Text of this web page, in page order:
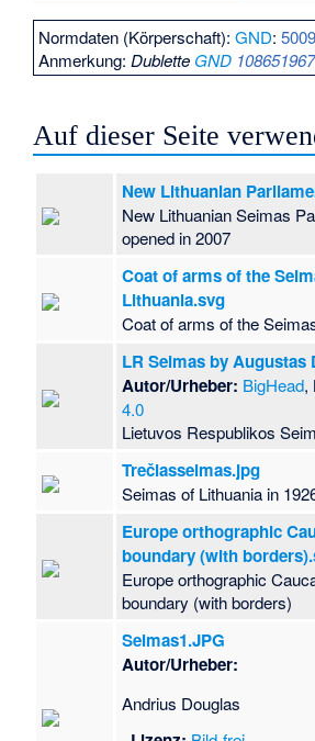
Normdaten (Körperschaft):GND:
Anmerkung:Dublette GND
Auf dieser Seite
New Lithuanian
New Lithuanian Seimas
opened in 2007
Coat of arms of the
Lithuania.svg
Coat of arms of the
LR Seimas by Augustas
Autor/Urheber: BigHead,
4.0
Lietuvos Respublikos
Trečiasseimas.jpg
Seimas of Lithuania in
Europe orthographic
boundary (with
Europe orthographic
boundary (with borders)
Seimas1.JPG
Autor/Urheber:
Andrius Douglas